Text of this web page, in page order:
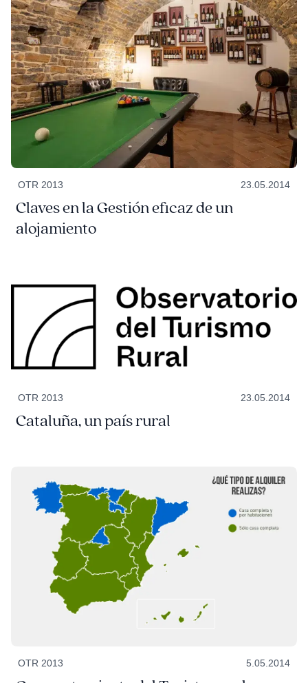
OTR 2013 23.05.2014
Claves en la Gestión eficaz de un
alojamiento
OTR 2013 23.05.2014
Cataluña, un país rural
OTR 2013 5.05.2014